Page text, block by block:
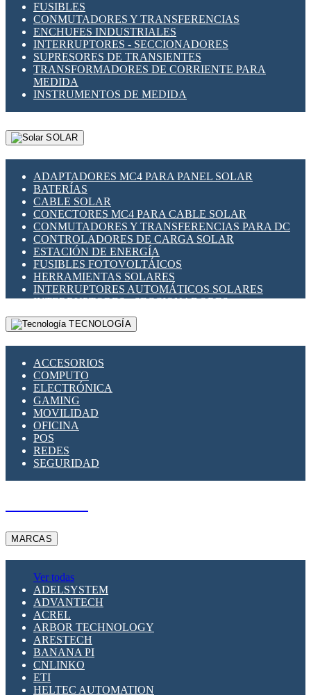
FUSIBLES
CONMUTADORES Y TRANSFERENCIAS
ENCHUFES INDUSTRIALES
INTERRUPTORES - SECCIONADORES
SUPRESORES DE TRANSIENTES
TRANSFORMADORES DE CORRIENTE PARA
MEDIDA
INSTRUMENTOS DE MEDIDA
SOLAR
ADAPTADORES MC4 PARA PANEL SOLAR
BATERÍAS
CABLE SOLAR
CONECTORES MC4 PARA CABLE SOLAR
CONMUTADORES Y TRANSFERENCIAS PARA DC
CONTROLADORES DE CARGA SOLAR
ESTACIÓN DE ENERGÍA
FUSIBLES FOTOVOLTÁICOS
HERRAMIENTAS SOLARES
INTERRUPTORES AUTOMÁTICOS SOLARES
INTERRUPTORES - SECCIONADORES
FOTOVOLTÁICOS
MONTAJE PANEL SOLAR
SUPRESOR DE TRANSIENTES SPDS PARA
APLICACIONES FOTOVOLTAICAS
TECNOLOGÍA
ACCESORIOS
COMPUTO
ELECTRÓNICA
GAMING
MOVILIDAD
OFICINA
POS
REDES
SEGURIDAD
MARCAS
Ver todas
ADELSYSTEM
ADVANTECH
ACREL
ARBOR TECHNOLOGY
ARESTECH
BANANA PI
CNLINKO
ETI
HELTEC AUTOMATION